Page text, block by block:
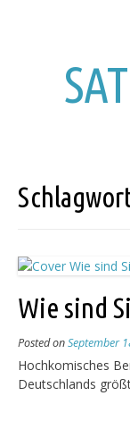
Wie sind
Posted onSeptember
Hochkomisches
Deutschlands